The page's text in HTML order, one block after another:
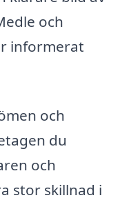
och
informerat
och
du
och
stor skillnad i